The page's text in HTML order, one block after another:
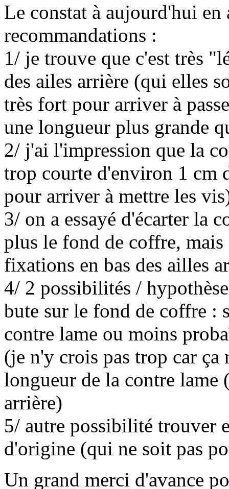
Le constat à aujourd'hui
recommandations :
1/ je trouve que c'est très
des ailes arrière (qui elles
très fort pour arriver à
une longueur plus grande
2/ j'ai l'impression que la
trop courte d'environ 1 cm
pour arriver à mettre les
3/ on a essayé d'écarter la
plus le fond de coffre,
fixations en bas des ailles
4/ 2 possibilités /
bute sur le fond de coffre :
contre lame ou moins
(je n'y crois pas trop car ça
longueur de la contre lame
arrière)
5/ autre possibilité trouver
d'origine (qui ne soit pas
Un grand merci d'avance